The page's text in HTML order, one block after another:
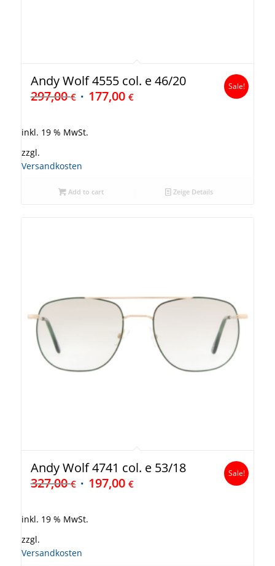
Andy Wolf 4555 col. e 46/20
297,00€ 177,00 €
Sale!
inkl. 19 % MwSt.
zzgl.
Versandkosten
Add to cart Zeige Details
Andy Wolf 4741 col. e 53/18
327,00€ 197,00 €
Sale!
inkl. 19 % MwSt.
zzgl.
Versandkosten